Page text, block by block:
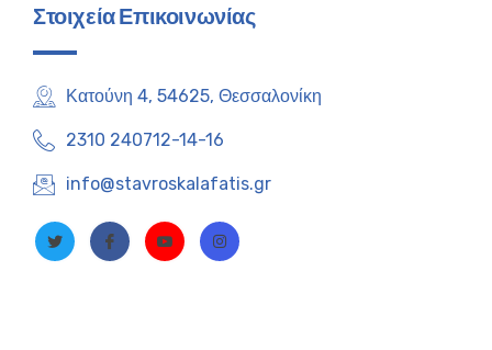
Στοιχεία Επικοινωνίας
Κατούνη 4, 54625, Θεσσαλονίκη
2310 240712-14-16
info@stavroskalafatis.gr